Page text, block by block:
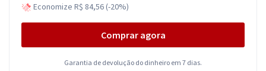
Economize R$ 84,56 (-20%)
Comprar agora
Garantia de devolução do dinheiro em 7 dias.